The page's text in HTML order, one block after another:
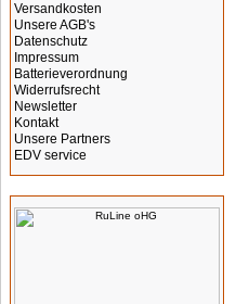
Versandkosten
Unsere AGB's
Datenschutz
Impressum
Batterieverordnung
Widerrufsrecht
Newsletter
Kontakt
Unsere Partners
EDV service